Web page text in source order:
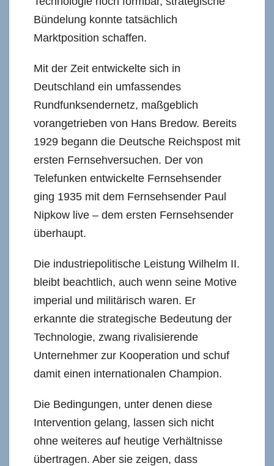
Bündelung konnte tatsächlich
Marktposition schaffen.
Mit der Zeit entwickelte sich in
Deutschland ein umfassendes
Rundfunksendernetz, maßgeblich
vorangetrieben von Hans Bredow. Bereits
1929 begann die Deutsche Reichspost mit
ersten Fernsehversuchen. Der von
Telefunken entwickelte Fernsehsender
ging 1935 mit dem Fernsehsender Paul
Nipkow live – dem ersten Fernsehsender
überhaupt.
Die industriepolitische Leistung Wilhelm II.
bleibt beachtlich, auch wenn seine Motive
imperial und militärisch waren. Er
erkannte die strategische Bedeutung der
Technologie, zwang rivalisierende
Unternehmer zur Kooperation und schuf
damit einen internationalen Champion.
Die Bedingungen, unter denen diese
Intervention gelang, lassen sich nicht
ohne weiteres auf heutige Verhältnisse
übertragen. Aber sie zeigen, dass